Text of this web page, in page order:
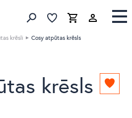
Meklēt produktus
IzlaseGrozs Izlase
krēsli Cosy atpūtas krēsls
krēsls